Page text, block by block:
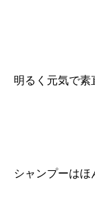
明るく元気で素
シャンプーはほ